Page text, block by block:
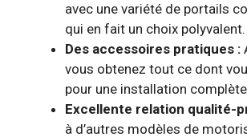
avec une variété de portails
qui en fait un choix polyvalent.
Des accessoires pratiques :
vous obtenez tout ce dont
pour une installation
Excellente relation qualité-
à d’autres modèles de